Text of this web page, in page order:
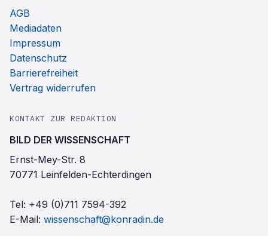
AGB
Mediadaten
Impressum
Datenschutz
Barrierefreiheit
Vertrag widerrufen
KONTAKT ZUR REDAKTION
BILD DER WISSENSCHAFT
Ernst-Mey-Str. 8
70771 Leinfelden-Echterdingen
Tel: +49 (0)711 7594-392
E-Mail: wissenschaft@konradin.de